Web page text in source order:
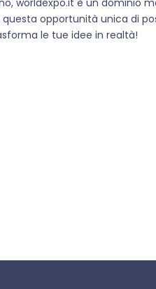
worldexpo.it è un dominio
opportunità unica di
le tue idee in realtà!